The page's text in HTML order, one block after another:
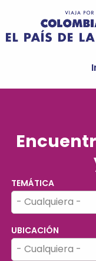
TEMÁTICA
UBICACIÓN